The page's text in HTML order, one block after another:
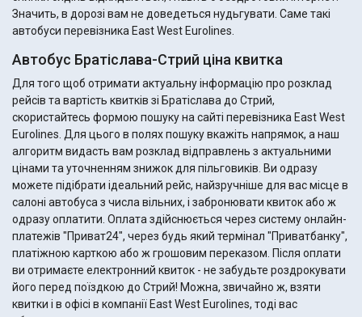
Значить, в дорозі вам не доведеться нудьгувати. Саме такі
автобуси перевізника East West Eurolines.
Автобус Братіслава-Стрий ціна квитка
Для того щоб отримати актуальну інформацію про розклад
рейсів та вартість квитків зі Братіслава до Стрий,
скористайтесь формою пошуку на сайті перевізника East West
Eurolines. Для цього в полях пошуку вкажіть напрямок, а наш
алгоритм видасть вам розклад відправлень з актуальними
цінами та уточненням знижок для пільговиків. Ви одразу
можете підібрати ідеальний рейс, найзручніше для вас місце в
салоні автобуса з числа вільних, і забронювати квиток або ж
одразу оплатити. Оплата здійснюється через систему онлайн-
платежів "Приват24", через будь який термінал "Приватбанку",
платіжною карткою або ж грошовим переказом. Після оплати
ви отримаєте електронний квиток - не забудьте роздрокувати
його перед поїздкою до Стрий! Можна, звичайно ж, взяти
квитки і в офісі в компанії East West Eurolines, тоді вас